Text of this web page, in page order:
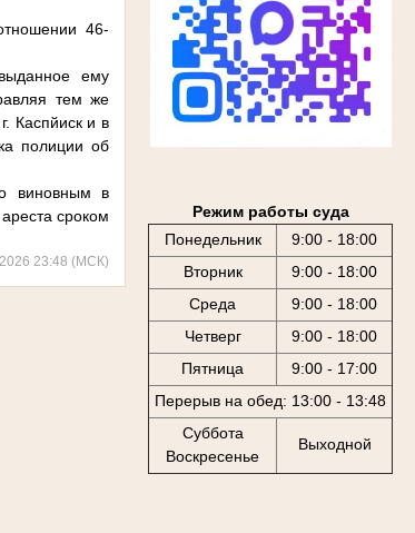
Режим работы суда
Понедельник
9:00 - 18:00
Вторник
9:00 - 18:00
Среда
9:00 - 18:00
Четверг
9:00 - 18:00
Пятница
9:00 - 17:00
Перерыв на обед: 13:00 - 13:48
Суббота
Воскресенье
Выходной
46-
ему
тем же
Каспйиск и в
полиции об
виновным в
сроком
23:48 (МСК)